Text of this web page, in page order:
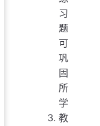
习
题
可
巩
固
所
学
教